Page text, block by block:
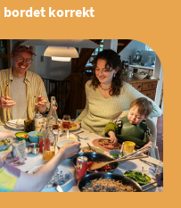
bordet korrekt